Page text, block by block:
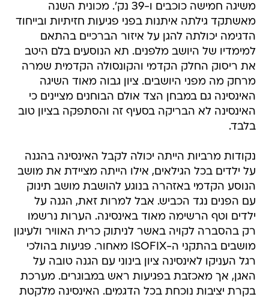
משיגה חמישה כוכבים ו-39 נק'. מכונית השנה
מאשתקד גילתה איתנות בפני פגיעות חזיתיות ובייחוד
הדגימה יכולתה להגן על איזור הברכיים בהתאם
למימדיו של היושב מלפנים. תא הנוסעים בלם היטב
את ריסוק החלק הקדמי והקונסולה הקדמית שמרה
מרחק מה מפני היושבים. ציון גבוה מאוד השיגה
האינסינה גם במבחן הצד אולם הבוחנים מציינים כי
האינסינה לא הבריקה בסעיף זה והסתפקה בציון טוב
בלבד.
נקודות מרביות הייתה יכולה לקבל האינסינה בהגנה
על ילדים בכל הגילאים, אילו הייתה מציידת את מושב
הנוסע הקדמי באזהרה בנוגע להושבת מושב תינוק
עם הפנים נגד הכביש. אבל למרות זאת, הגנה על
ילדים וטף הרשימה מאוד באינסינה. הערות נרשמו
רק בהסברה לקויה באשר לניתוק כרית האוויר ולעיגון
מושבים בהתקני ה-ISOFIX מאחור. פגיעות בהולכי
רגל העניקו לאינסינה ציון בינוני עם הגנה טובה על
האגן, אך מאכזבת בפגיעות ראש במבוגרים. מערכת
בקרת יציבות נוכחת בכל הדגמים. האינסינה מלקטת